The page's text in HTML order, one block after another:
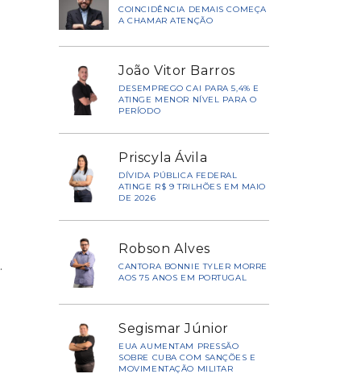
COINCIDÊNCIA DEMAIS COMEÇA
A CHAMAR ATENÇÃO
João Vitor Barros
DESEMPREGO CAI PARA 5,4% E
ATINGE MENOR NÍVEL PARA O
PERÍODO
Priscyla Ávila
DÍVIDA PÚBLICA FEDERAL
ATINGE R$ 9 TRILHÕES EM MAIO
DE 2026
Robson Alves
CANTORA BONNIE TYLER MORRE
AOS 75 ANOS EM PORTUGAL
Segismar Júnior
EUA AUMENTAM PRESSÃO
SOBRE CUBA COM SANÇÕES E
MOVIMENTAÇÃO MILITAR